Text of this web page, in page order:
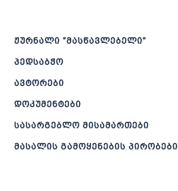
ჟურნალი ”მასწავლებელი”
პედსაბჭო
ავტორები
დოკუმენტები
სასარგებლო მისამართები
მასალის გამოყენების პირობები